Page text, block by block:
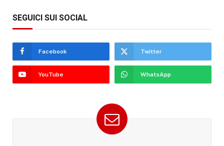
SEGUICI SUI SOCIAL
Facebook Twitter
YouTube WhatsApp